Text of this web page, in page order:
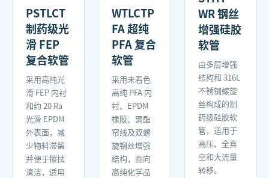
PSTLCT
制药级光
滑 FEP
复合软管
采用高纯光
滑 FEP 内衬
和约 20 Ra
光滑 EPDM
外表面，减
少物料滞留
并便于擦拭
清洁，适用
WTLCTP
FA 超纯
PFA 复合
软管
采用未着色
高纯 PFA 内
衬、EPDM
橡胶、聚酯
帘线及双螺
旋钢丝增强
结构，面向
高纯化学品
WR 钢丝
增强硅胶
软管
由多层增强
结构和 316L
不锈钢螺旋
丝构成的制
药级硅胶软
管，适用于
高压、全真
空和大流量
转移。